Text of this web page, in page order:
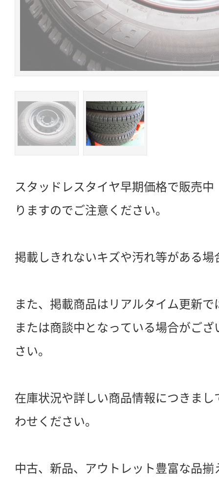
スタッドレスタイヤ早期価格で販売
りますのでご注意ください。
掲載しきれないキズや汚れ等がある場
また、掲載商品はリアルタイム更新
または商談中となっている場合がご
さい。
在庫状況や詳しい商品情報につきま
わせください。
中古、新品、アウトレット豊富な品揃